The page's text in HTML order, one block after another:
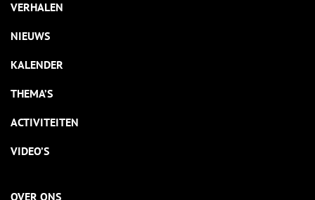
VERHALEN
NIEUWS
KALENDER
THEMA’S
ACTIVITEITEN
VIDEO’S
OVER ONS